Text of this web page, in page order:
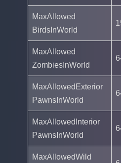
MaxAllowed
BirdsInWorld
MaxAllowed
ZombiesInWorld
MaxAllowedExterior
PawnsInWorld
MaxAllowedInterior
PawnsInWorld
MaxAllowedWild